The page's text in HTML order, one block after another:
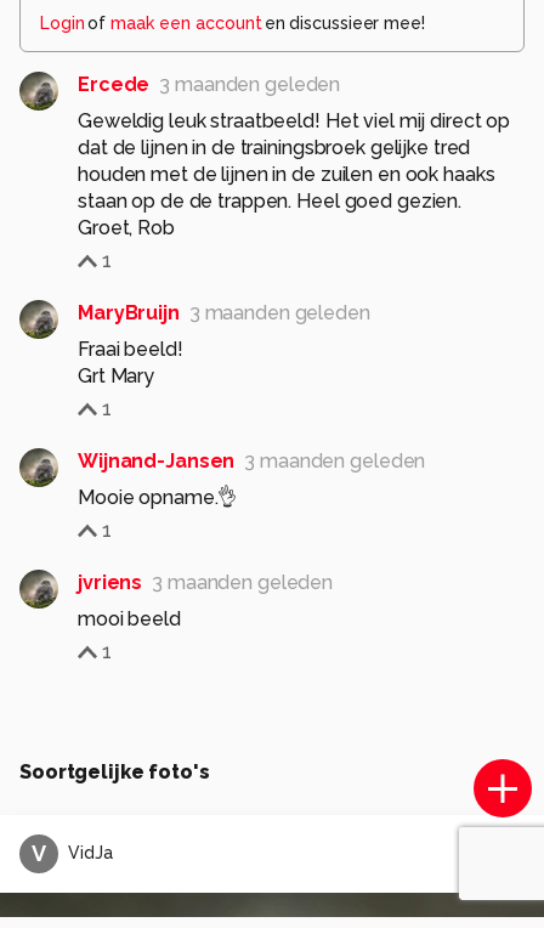
Loginof maak een account en discussieer mee!
Ercede 3 maanden geleden
Geweldig leuk straatbeeld! Het viel mij direct op
dat de lijnen in de trainingsbroek gelijke tred
houden met de lijnen in de zuilen en ook haaks
staan op de de trappen. Heel goed gezien.
Groet, Rob
1
MaryBruijn 3 maanden geleden
Fraai beeld!
Grt Mary
1
Wijnand-Jansen 3 maanden geleden
Mooie opname.👌
1
jvriens 3 maanden geleden
mooi beeld
1
Soortgelijke foto's
V VidJa